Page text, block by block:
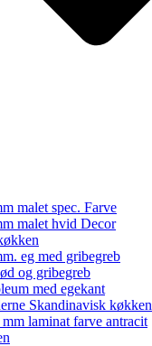
malet spec. Farve
malet hvid Decor
eg med gribegreb
og gribegreb
med egekant
Skandinavisk køkken
mm laminat farve antracit